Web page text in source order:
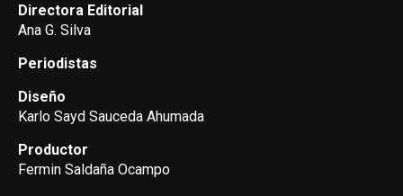
Directora Editorial
Ana G. Silva
Periodistas
Diseño
Karlo Sayd Sauceda Ahumada
Productor
Fermin Saldaña Ocampo